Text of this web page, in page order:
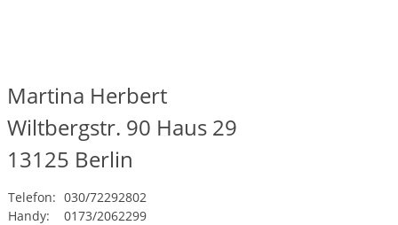
Martina Herbert
Wiltbergstr. 90 Haus 29
13125 Berlin
Telefon: 030/72292802
Handy:
0173/2062299